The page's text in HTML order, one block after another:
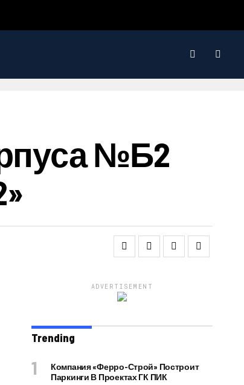
№Б2
ADVERTISEMENT
Trending
Компания «Ферро-Строй» Построит
Паркинги В Проектах ГК ПИК